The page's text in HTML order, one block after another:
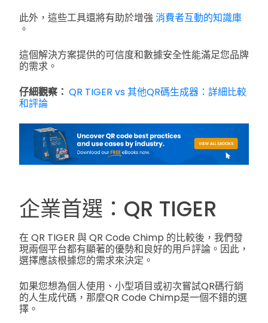
此外，這些工具還將有助於增強 消費者互動的知識庫
。
這個解決方案提供的可信度和數據安全性能滿足您品牌
的需求。
仔細觀察： QR TIGER vs 其他QR碼生成器：詳細比較
和評論
企業首選：QR TIGER
在 QR TIGER 與 QR Code Chimp 的比較後，我們發
現兩個平台都有顯著的優勢和良好的用戶評論。因此，
選擇應該根據您的需求來決定。
如果您想為個人使用、小型項目或初次嘗試QR碼行銷
的人生成代碼，那麼QR Code Chimp是一個不錯的選
擇。